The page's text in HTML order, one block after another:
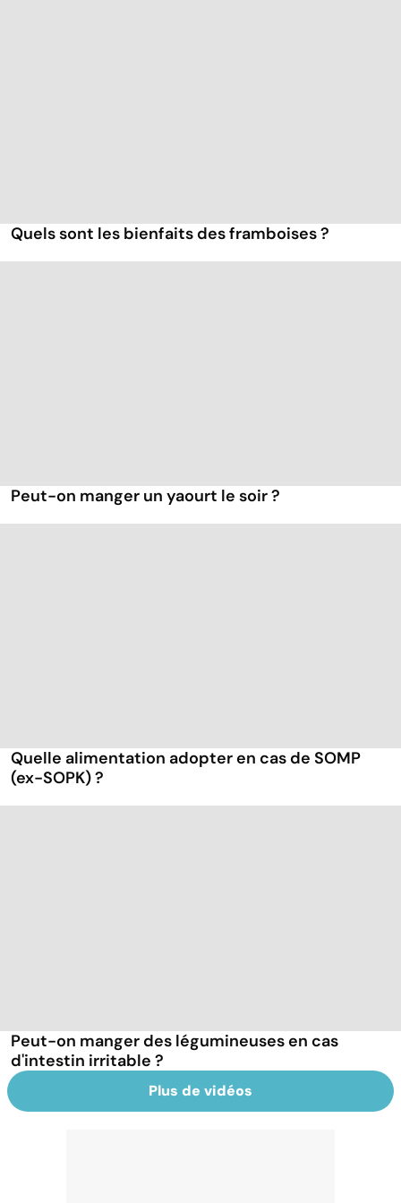
Quels sont les bienfaits des framboises ?
Peut-on manger un yaourt le soir ?
Quelle alimentation adopter en cas de SOMP
(ex-SOPK) ?
Peut-on manger des légumineuses en cas
d'intestin irritable ?
Plus de vidéos